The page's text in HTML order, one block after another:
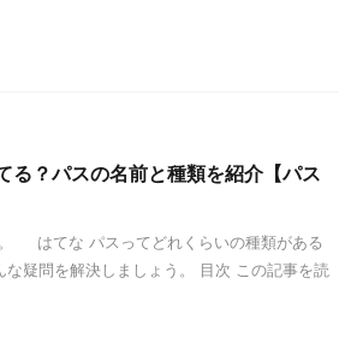
る？パスの名前と種類を紹介【パス
はてな パスってどれくらいの種類がある
疑問を解決しましょう。 目次 この記事を読